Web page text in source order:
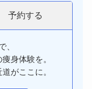
予約する
、
身体験を。
がここに。